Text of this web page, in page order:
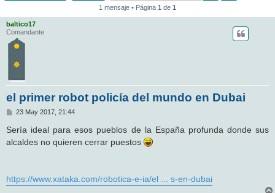
r
1 mensaje • Página 1 de 1
baltico17
Comandante
el primer robot policía del mundo en Dubai
M
n
s
a
23 May 2017, 21:44
Sería ideal para esos pueblos de la España profunda donde sus
alcaldes no quieren cerrar puestos
https://www.xataka.com/robotica-e-ia/el ... s-en-dubai